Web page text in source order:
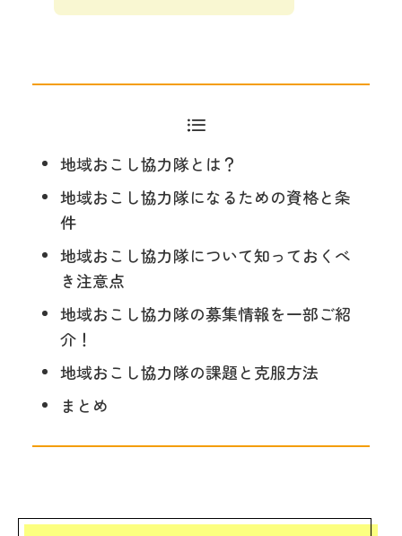
地域おこし協力隊とは？
地域おこし協力隊になるための資格と条
件
地域おこし協力隊について知っておくべ
き注意点
地域おこし協力隊の募集情報を一部ご紹
介！
地域おこし協力隊の課題と克服方法
まとめ